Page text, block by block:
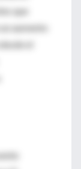
que
aumento
el